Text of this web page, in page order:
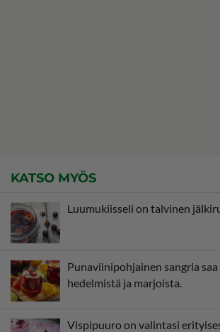
KATSO MYÖS
Luumukiisseli on talvinen
Punaviinipohjainen sangria
hedelmistä ja marjoista.
Vispipuuro on valintasi